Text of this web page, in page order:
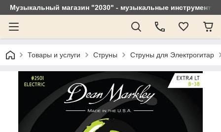
Музыкальный магазин "2030" - музыкальные
Товары и услуги Струны Струны для Электрогитар